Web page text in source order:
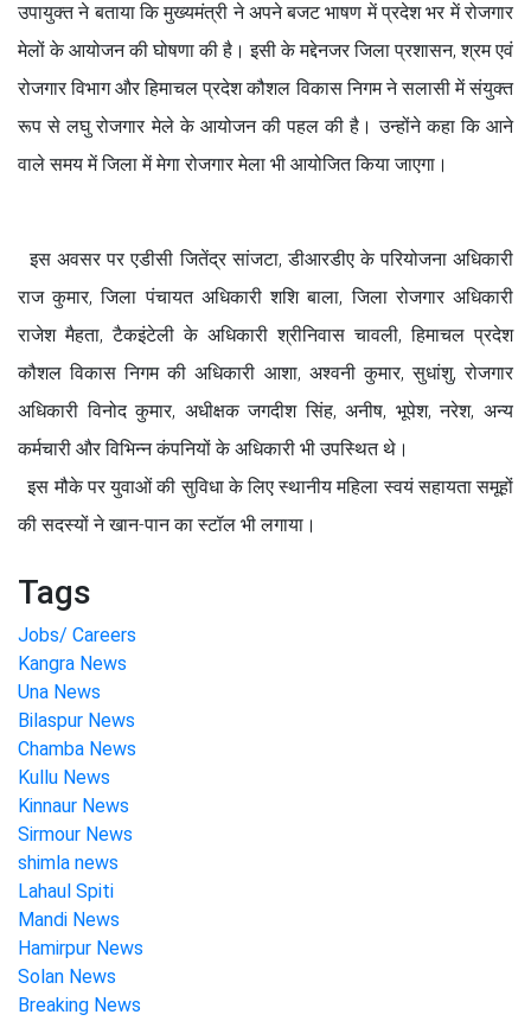
उपायुक्त ने बताया कि मुख्यमंत्री ने अपने बजट भाषण में प्रदेश भर में रोजगार
मेलों के आयोजन की घोषणा की है। इसी के मद्देनजर जिला प्रशासन, श्रम एवं
रोजगार विभाग और हिमाचल प्रदेश कौशल विकास निगम ने सलासी में संयुक्त
रूप से लघु रोजगार मेले के आयोजन की पहल की है। उन्होंने कहा कि आने
वाले समय में जिला में मेगा रोजगार मेला भी आयोजित किया जाएगा।
इस अवसर पर एडीसी जितेंद्र सांजटा, डीआरडीए के परियोजना अधिकारी
राज कुमार, जिला पंचायत अधिकारी शशि बाला, जिला रोजगार अधिकारी
राजेश मैहता, टैकइंटेली के अधिकारी श्रीनिवास चावली, हिमाचल प्रदेश
कौशल विकास निगम की अधिकारी आशा, अश्वनी कुमार, सुधांशु, रोजगार
अधिकारी विनोद कुमार, अधीक्षक जगदीश सिंह, अनीष, भूपेश, नरेश, अन्य
कर्मचारी और विभिन्न कंपनियों के अधिकारी भी उपस्थित थे।
इस मौके पर युवाओं की सुविधा के लिए स्थानीय महिला स्वयं सहायता समूहों
की सदस्यों ने खान-पान का स्टॉल भी लगाया।
Tags
Jobs/ Careers
Kangra News
Una News
Bilaspur News
Chamba News
Kullu News
Kinnaur News
Sirmour News
shimla news
Lahaul Spiti
Mandi News
Hamirpur News
Solan News
Breaking News